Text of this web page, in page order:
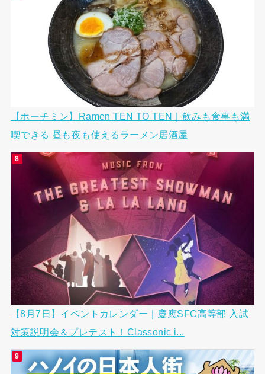
【ホーチミン】Ramen TEN TO TEN｜飲みも食事も満
喫できる 昼も夜も使えるラーメン居酒屋
【8月7日】イベントカレンダー｜慶應SFC高等部 入試
対策説明会＆プレテスト！Classonic i...